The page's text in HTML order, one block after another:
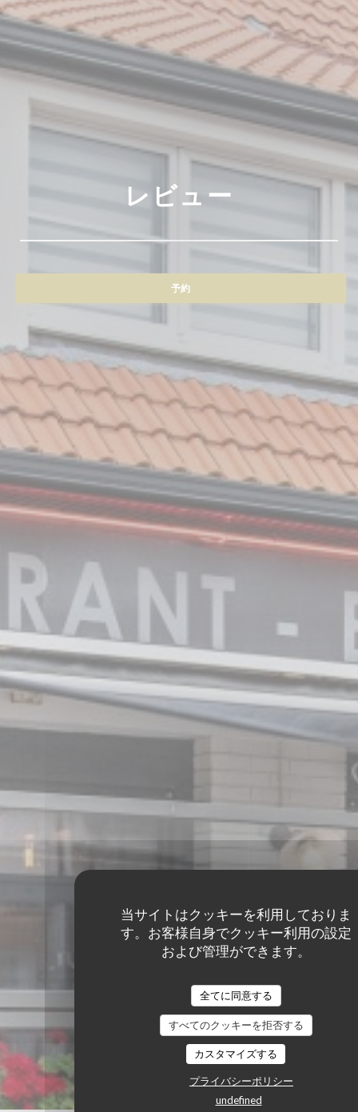
当サイトはクッキーを利用しておりま
す。お客様自身でクッキー利用の設定
および管理ができます。
全てに同意する
すべてのクッキーを拒否する
カスタマイズする
プライバシーポリシー
undefined
レビュー
予約